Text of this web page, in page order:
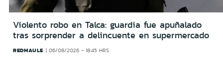
Violento robo en Talca: guardia fue apuñalado
tras sorprender a delincuente en supermercado
REDMAULE 06/08/2026 - 18:45 HRS